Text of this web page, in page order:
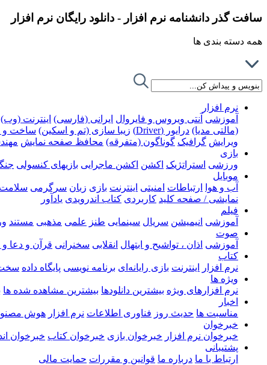
سافت گذر دانشنامه نرم افزار - دانلود رایگان نرم افزار
همه دسته بندی ها
نرم افزار
آموزشی آنتی ویروس و فایروال ایرانی (فارسی) اینترنت (وب)
(مالتی مدیا) درایور (Driver) زیبا سازی (تم و اسکین) ساخت و Rip کردن DVD
ویرایش گرافیک گوناگون (متفرقه) محافظ صفحه نمایش
بازی
ورزشی استراتژیک اکشن اکشن ماجرایی بازیهای کنسولی
موبایل
آب و هوا
ارتباطات امنیتی اینترنت بازی زبان سرگرمی سلامت
نمایشی / صفحه کلید کاربردی کتاب اندرویدی یادآور
فیلم
آموزشی انیمیشن سریال سینمایی طنز علمی مذهبی مستند
صوت
آموزشی اذان ، تواشیح و ابتهال انقلابی سخنرانی قرآن و دعا و
کتاب
نرم افزار
اینترنت بازی رایانه‌ای برنامه نویسی پایگاه داده سخت
ویژه ها
نرم افزارهای ویژه بیشترین دانلودها بیشترین مشاهده شده ها
اخبار
مناسبت ها حدیث روز فناوری اطلاعات نرم افزار هوش
خبرخوان
خبرخوان نرم افزار خبرخوان بازی خبرخوان کتاب خبرخوان
پشتیبانی
ارتباط با ما درباره ما قوانین و مقررات حمایت مالی